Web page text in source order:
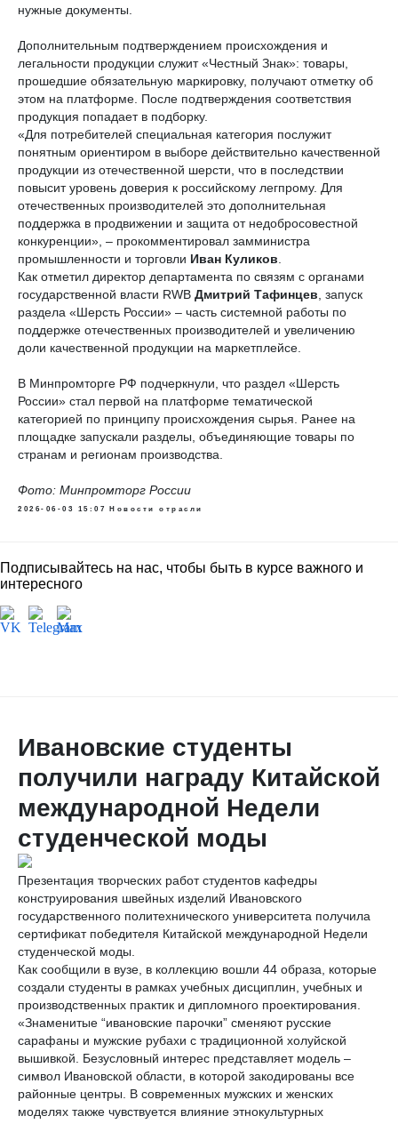
нужные документы.
Дополнительным подтверждением происхождения и
легальности продукции служит «Честный Знак»: товары,
прошедшие обязательную маркировку, получают отметку об
этом на платформе. После подтверждения соответствия
продукция попадает в подборку.
«Для потребителей специальная категория послужит
понятным ориентиром в выборе действительно качественной
продукции из отечественной шерсти, что в последствии
повысит уровень доверия к российскому легпрому. Для
отечественных производителей это дополнительная
поддержка в продвижении и защита от недобросовестной
конкуренции», – прокомментировал замминистра
промышленности и торговли Иван Куликов
Как отметил директор департамента по связям с органами
государственной власти RWB Дмитрий Тафинцев , запуск
раздела «Шерсть России» – часть системной работы по
поддержке отечественных производителей и увеличению
доли качественной продукции на маркетплейсе.
В Минпромторге РФ подчеркнули, что раздел «Шерсть
России» стал первой на платформе тематической
категорией по принципу происхождения сырья. Ранее на
площадке запускали разделы, объединяющие товары по
странам и регионам производства.
Фото: Минпромторг России
2026-06-03 15:07 Новости отрасли
Подписывайтесь на нас, чтобы быть в курсе важного и
интересного
Ивановские студенты
получили награду Китайской
международной Недели
студенческой моды
Презентация творческих работ студентов кафедры
конструирования швейных изделий Ивановского
государственного политехнического университета получила
сертификат победителя Китайской международной Недели
студенческой моды.
Как сообщили в вузе, в коллекцию вошли 44 образа, которые
создали студенты в рамках учебных дисциплин, учебных и
производственных практик и дипломного проектирования.
«Знаменитые “ивановские парочки” сменяют русские
сарафаны и мужские рубахи с традиционной холуйской
вышивкой. Безусловный интерес представляет модель –
символ Ивановской области, в которой закодированы все
районные центры. В современных мужских и женских
моделях также чувствуется влияние этнокультурных